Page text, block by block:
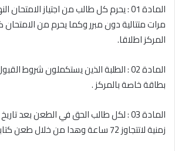
المادة 01 : يحرم كل طالب من اجتياز
مرات متتالية دون مبرر وكما يحرم من
المركز اطلاقا.
المادة 02 : الطلبة الذين يستكملون شروط
بطاقة خاصة بالمركز .
المادة 03 : لكل طالب الحق في الطعن بعد
زمنية لاتتجاوز 72 ساعة وهدا من خلال طعن كتابي .